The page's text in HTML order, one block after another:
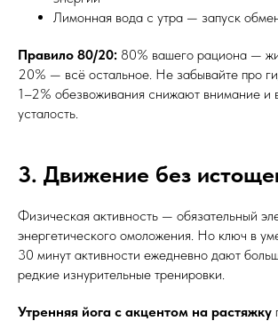
Лимонная вода с утра — запуск
Правило 80/20: 80% вашего рациона —
20% — всё остальное. Не забывайте про
1–2% обезвоживания снижают внимание и
усталость.
3. Движение без
Физическая активность — обязательный
энергетического омоложения. Но ключ в
30 минут активности ежедневно дают
редкие изнурительные тренировки.
Утренняя йога с акцентом на растяжку